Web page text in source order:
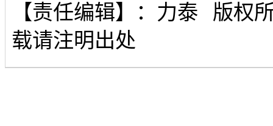
【责任编辑】： 力泰
版权
载请注明出处